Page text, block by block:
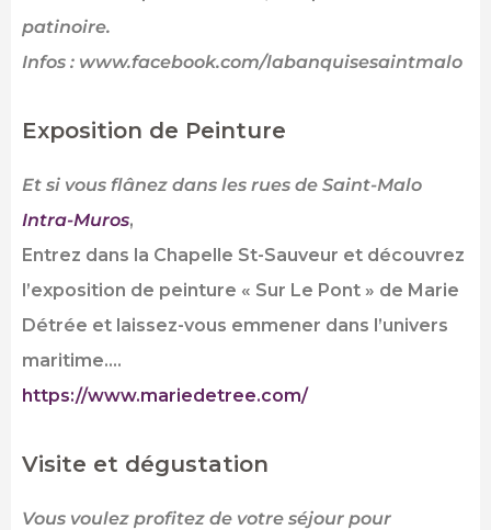
patinoire.
Infos : www.facebook.com/labanquisesaintmalo
Exposition de Peinture
Et si vous flânez dans les rues de Saint-Malo
Intra-Muros,
Entrez dans la Chapelle St-Sauveur et découvrez
l’exposition de peinture « Sur Le Pont » de Marie
Détrée et laissez-vous emmener dans l’univers
maritime….
https://www.mariedetree.com/
Visite et dégustation
Vous voulez profitez de votre séjour pour